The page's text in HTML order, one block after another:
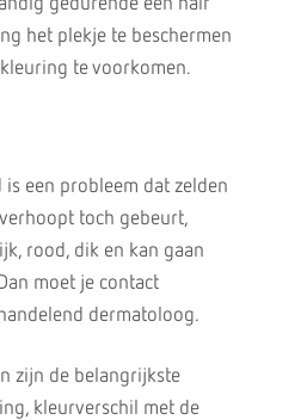
gedurende een half
het plekje te beschermen
te voorkomen.
is een probleem dat zelden
toch gebeurt,
rood, dik en kan gaan
moet je contact
dermatoloog.
zijn de belangrijkste
kleurverschil met de